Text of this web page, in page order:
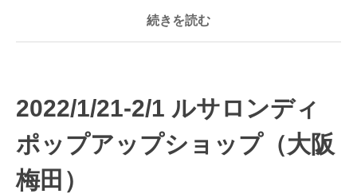
続きを読む
2022/1/21-2/1 ルサロンディ
ポップアップショップ（大阪
梅田）